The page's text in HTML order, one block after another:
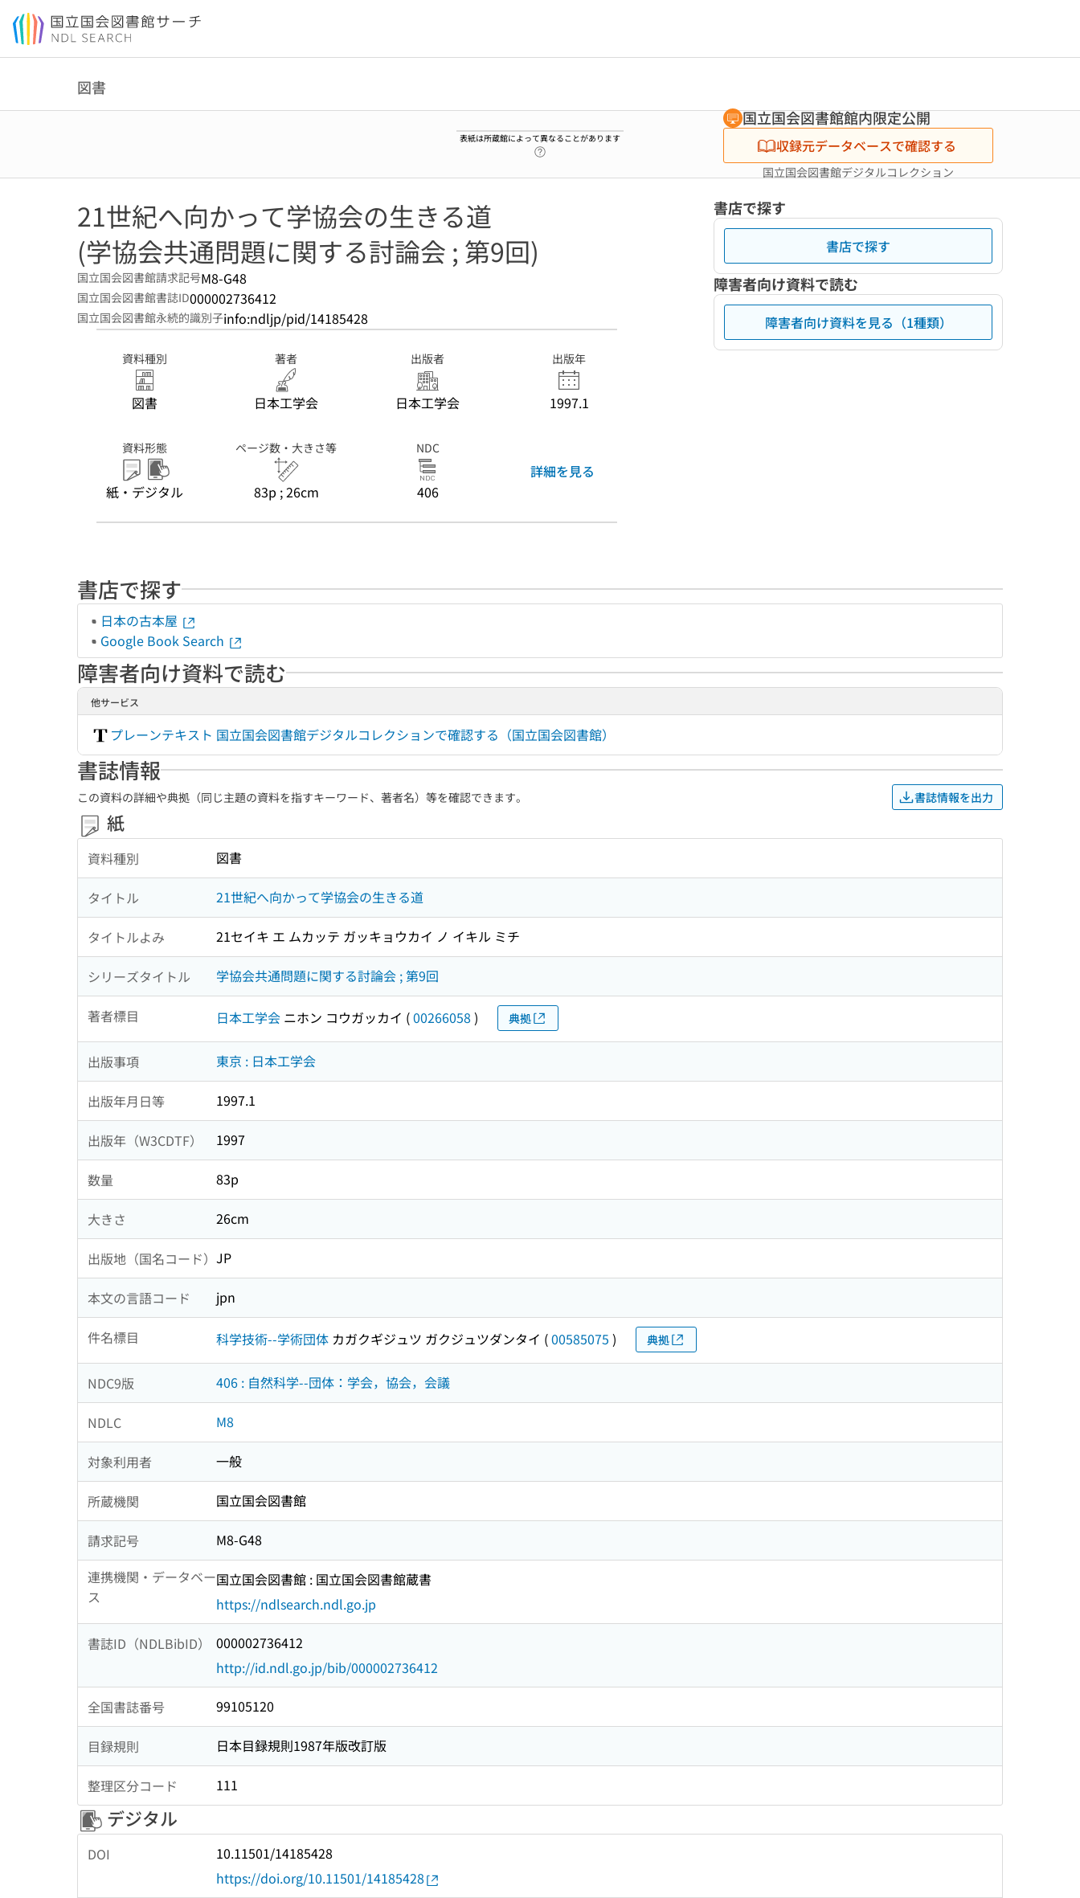
本文へ移動
図書
表紙は所蔵館によって異なることがあります
国立国会図書館館内限定公開
収録元データベースで確認する
国立国会図書館デジタルコレクション
21世紀へ向かって学協会の生きる道
(学協会共通問題に関する討論会 ; 第9回)
国立国会図書館請求記号M8-G48
国立国会図書館書誌ID000002736412
国立国会図書館永続的識別子info:ndljp/pid/14185428
資料種別
図書
著者
日本工学会
出版者
日本工学会
出版年
1997.1
資料形態
紙・デジタル
ページ数・大きさ等
83p ; 26cm
NDC
406
詳細を見る
書店で探す
書店で探す
障害者向け資料で読む
障害者向け資料を見る（1種類）
書店で探す
日本の古本屋
Google Book Search
障害者向け資料で読む
他サービス
プレーンテキスト 国立国会図書館デジタルコレクションで確認する（国立国会図書館）
書誌情報
この資料の詳細や典拠（同じ主題の資料を指すキーワード、著者名）等を確認できます。 書誌情報を出力
紙
資料種別 図書
タイトル 21世紀へ向かって学協会の生きる道
タイトルよみ 21セイキ エ ムカッテ ガッキョウカイ ノ イキル ミチ
シリーズタイトル 学協会共通問題に関する討論会 ; 第9回
著者標目 日本工学会 ニホン コウガッカイ (00266058 ) 典拠
出版事項 東京 : 日本工学会
出版年月日等 1997.1
出版年（W3CDTF） 1997
数量 83p
大きさ 26cm
出版地（国名コード） JP
本文の言語コード jpn
件名標目 科学技術--学術団体 カガクギジュツ ガクジュツダンタイ (00585075 ) 典拠
NDC9版 406 : 自然科学--団体：学会，協会，会議
NDLC M8
対象利用者 一般
所蔵機関 国立国会図書館
請求記号
M8-G48
連携機関・データベー
ス
国立国会図書館 : 国立国会図書館蔵書
https://ndlsearch.ndl.go.jp
書誌ID（NDLBibID）
000002736412
http://id.ndl.go.jp/bib/000002736412
全国書誌番号 99105120
目録規則 日本目録規則1987年版改訂版
整理区分コード 111
デジタル
DOI
10.11501/14185428
https://doi.org/10.11501/14185428